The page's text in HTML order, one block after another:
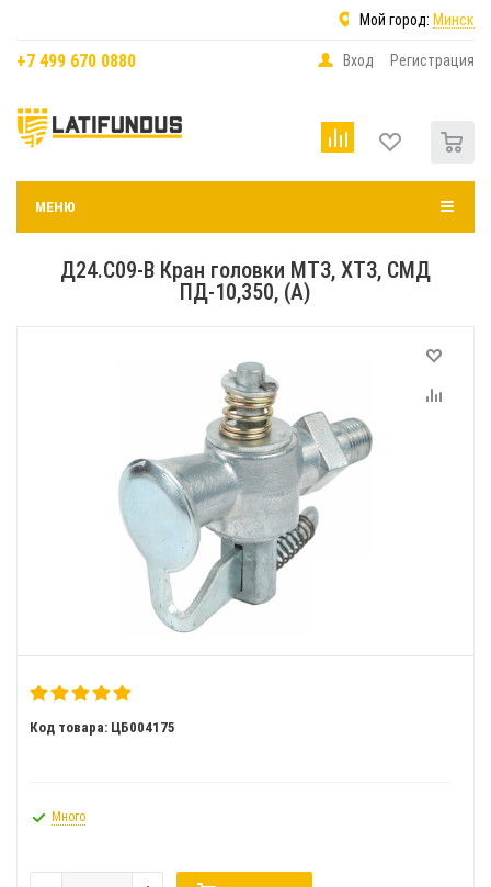
Мой город: Минск
+7 499 670 0880 Вход Регистрация
МЕНЮ
Д24.С09-В Кран головки МТЗ, ХТЗ, СМД
ПД-10,350, (А)
Код товара: ЦБ004175
Много